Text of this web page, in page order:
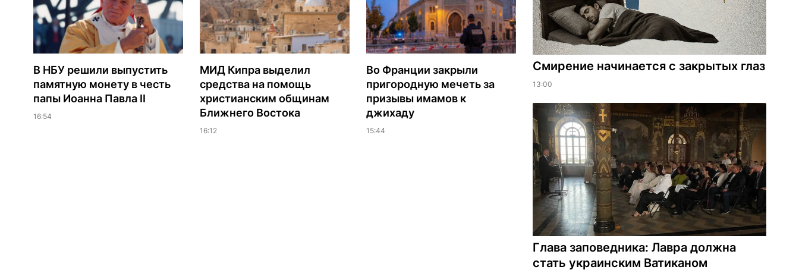
В НБУ решили выпустить
памятную монету в честь
папы Иоанна Павла II
16:54
МИД Кипра выделил
средства на помощь
христианским общинам
Ближнего Востока
16:12
Во Франции закрыли
пригородную мечеть за
призывы имамов к
джихаду
15:44
Смирение начинается с закрытых глаз
13:00
Глава заповедника: Лавра должна
стать украинским Ватиканом